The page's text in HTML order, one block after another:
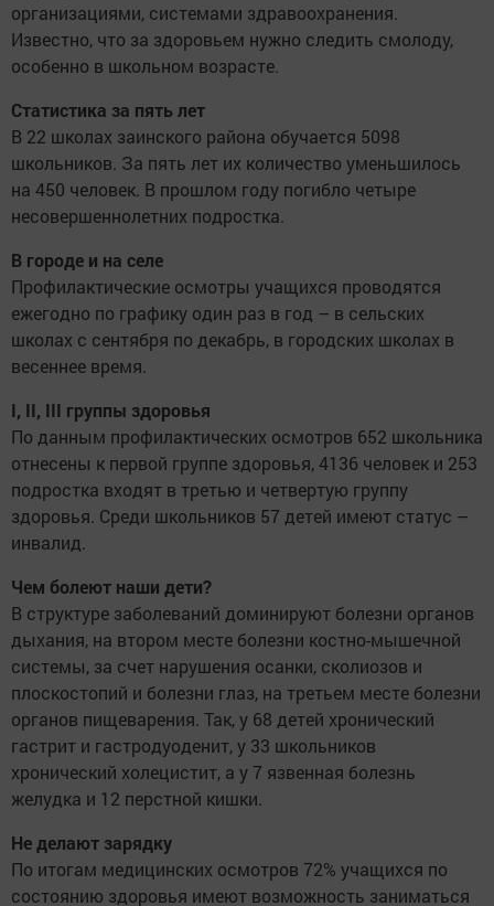
организациями, системами здравоохранения.
Известно, что за здоровьем нужно следить смолоду,
особенно в школьном возрасте.
Статистика за пять лет
В 22 школах заинского района обучается 5098
школьников. За пять лет их количество уменьшилось
на 450 человек. В прошлом году погибло четыре
несовершеннолетних подростка.
В городе и на селе
Профилактические осмотры учащихся проводятся
ежегодно по графику один раз в год – в сельских
школах с сентября по декабрь, в городских школах в
весеннее время.
I, II, III группы здоровья
По данным профилактических осмотров 652 школьника
отнесены к первой группе здоровья, 4136 человек и 253
подростка входят в третью и четвертую группу
здоровья. Среди школьников 57 детей имеют статус –
инвалид.
Чем болеют наши дети?
В структуре заболеваний доминируют болезни органов
дыхания, на втором месте болезни костно-мышечной
системы, за счет нарушения осанки, сколиозов и
плоскостопий и болезни глаз, на третьем месте болезни
органов пищеварения. Так, у 68 детей хронический
гастрит и гастродуоденит, у 33 школьников
хронический холецистит, а у 7 язвенная болезнь
желудка и 12 перстной кишки.
Не делают зарядку
По итогам медицинских осмотров 72% учащихся по
состоянию здоровья имеют возможность заниматься